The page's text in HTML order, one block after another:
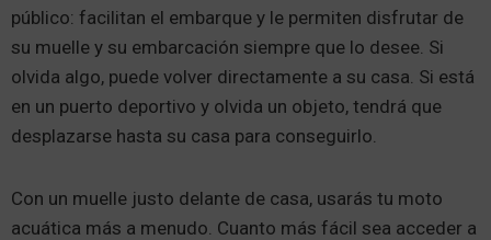
público: facilitan el embarque y le permiten disfrutar de
su muelle y su embarcación siempre que lo desee. Si
olvida algo, puede volver directamente a su casa. Si está
en un puerto deportivo y olvida un objeto, tendrá que
desplazarse hasta su casa para conseguirlo.
Con un muelle justo delante de casa, usarás tu moto
acuática más a menudo. Cuanto más fácil sea acceder a